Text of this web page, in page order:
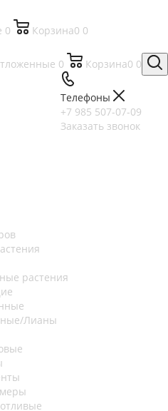
0 Корзина0 0
0 Корзина0 0
Телефоны
+7 985 507-07-09
Заказать звонок
растения
Лианы